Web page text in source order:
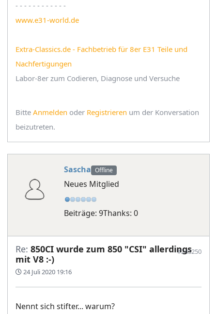
- - - - - - - - - - - -
www.e31-world.de
Extra-Classics.de - Fachbetrieb für 8er E31 Teile und
Nachfertigungen
Labor-8er zum Codieren, Diagnose und Versuche
Bitte Anmelden oder Registrieren um der Konversation
beizutreten.
Sascha Offline
Neues Mitglied
Beiträge: 9Thanks: 0
Re: 850CI wurde zum 850 "CSI" allerdings
mit V8 :-)
24 Juli 2020 19:16
#243250
Nennt sich stifter... warum?